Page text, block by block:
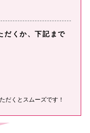
だくか、下記まで
だくとスムーズです！